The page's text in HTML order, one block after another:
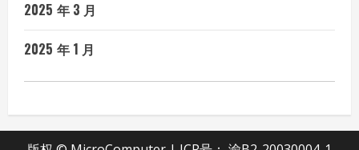
2025 年 3 月
2025 年 1 月